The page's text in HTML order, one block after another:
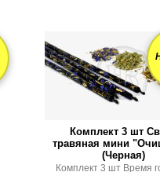
Комплект 3 шт
травяная мини
(Черная)
Комплект 3 шт Время